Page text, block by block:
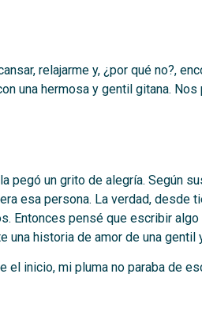
relajarme y, ¿por qué no?,
una hermosa y gentil gitana.
pegó un grito de alegría. Según
esa persona. La verdad,
Entonces pensé que escribir
una historia de amor de una gentil
el inicio, mi pluma no paraba de